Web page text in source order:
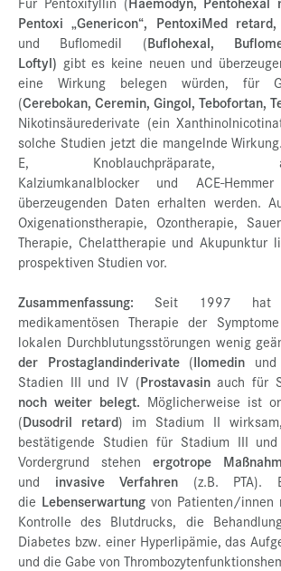
Pentoxi „Genericon“, PentoxiMed
und Buflomedil (Buflohexal,
Loftyl) gibt es keine neuen und
eine Wirkung belegen würden, für
(Cerebokan, Ceremin, Gingol, Tebofortan,
Nikotinsäurederivate (ein
solche Studien jetzt die mangelnde
E, Knoblauchpräparate, a-
Kalziumkanalblocker und ACE-
überzeugenden Daten erhalten werden.
Oxigenationstherapie, Ozontherapie,
Therapie, Chelattherapie und Akupunktur
prospektiven Studien vor.
Zusammenfassung: Seit 1997
medikamentösen Therapie der
lokalen Durchblutungsstörungen wenig
der Prostaglandinderivate(Ilomedin und
Stadien III und IV (Prostavasinauch für
noch weiter belegt. Möglicherweise ist
(Dusodril retard) im Stadium II
bestätigende Studien für Stadium III
Vordergrund stehen ergotrope
und invasive Verfahren (z.B. PTA).
die Lebenserwartung von Patienten/innen
Kontrolle des Blutdrucks, die
Diabetes bzw. einer Hyperlipämie, das
und die Gabe von